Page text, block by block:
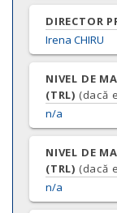
DIRECTOR
Irena CHIRU
NIVEL DE
(TRL) (dacă
n/a
NIVEL DE
(TRL) (dacă
n/a